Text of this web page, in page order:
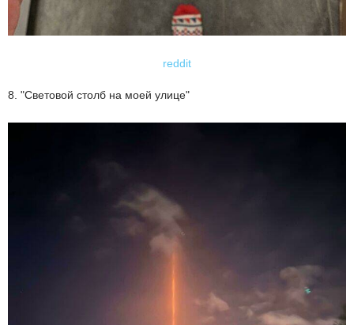
reddit
8. "Световой столб на моей улице"